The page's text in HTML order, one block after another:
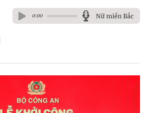
0:00 Nữ miền Bắc